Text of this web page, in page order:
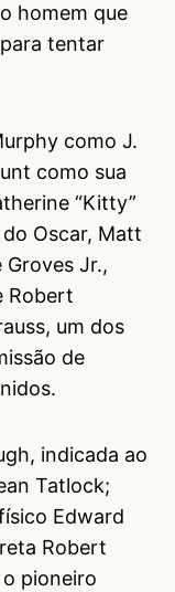
homem que
tentar
como J.
como sua
“Kitty”
Oscar, Matt
Groves Jr.,
Robert
um dos
de
indicada ao
Tatlock;
Edward
Robert
pioneiro